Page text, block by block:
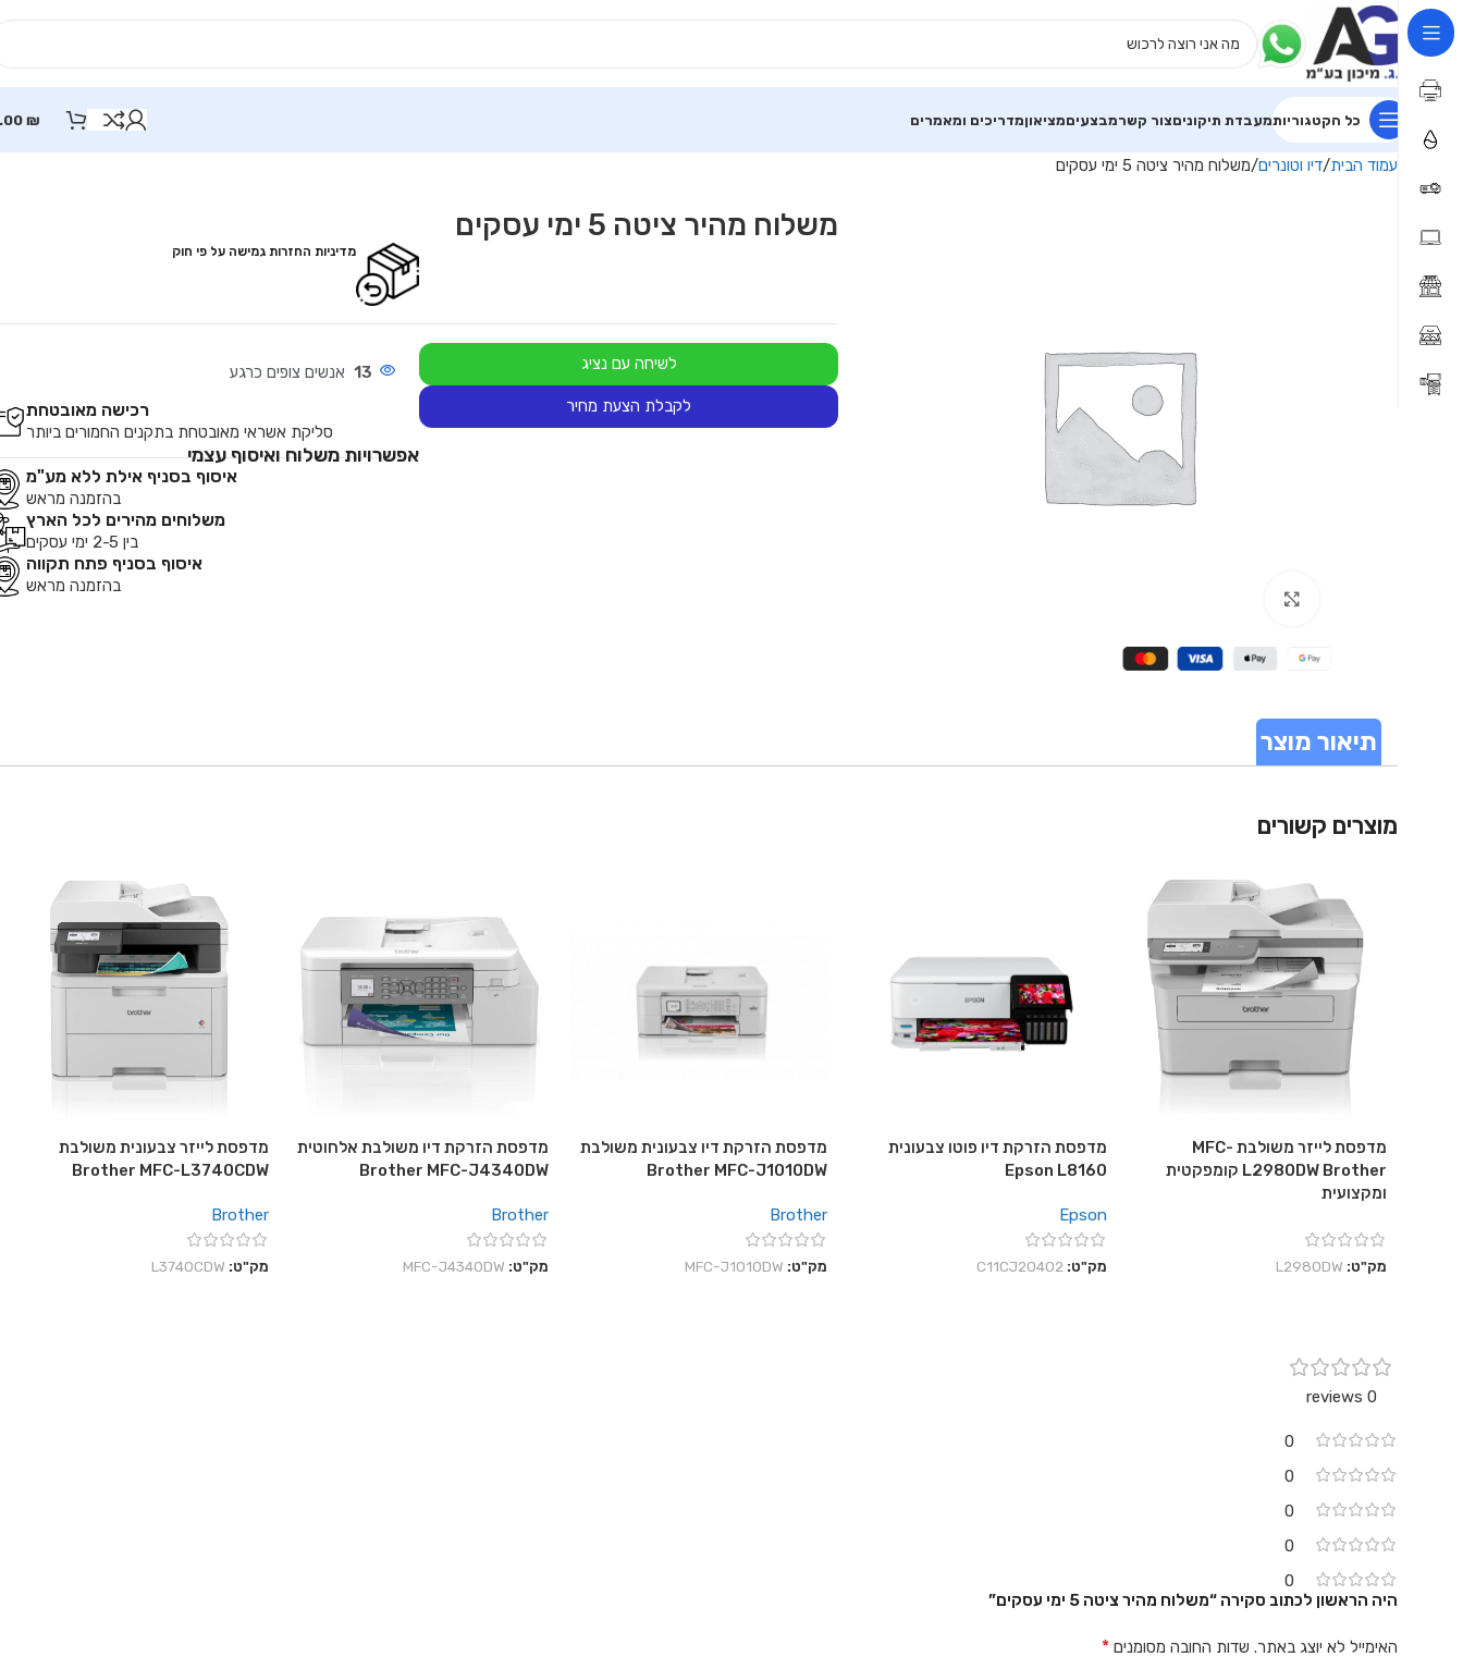
כל הקטגוריותמעבדת תיקוניםצור קשרמבצעיםמציאוןמדריכים ומאמרים ₪
עמוד הבית דיו וטונרים משלוח מהיר ציטה 5 ימי עסקים
משלוח מהיר ציטה 5 ימי עסקים
מדיניות החזרות גמישה על פי חוק
לשיחה עם נציג
לקבלת הצעת מחיר
13 אנשים צופים כרגע
רכישה מאובטחת
סליקת אשראי מאובטחת בתקנים החמורים ביותר
אפשרויות משלוח ואיסוף עצמי
איסוף בסניף אילת ללא מע"מ
בהזמנה מראש
משלוחים מהירים לכל הארץ
בין 2-5 ימי עסקים
איסוף בסניף פתח תקווה
בהזמנה מראש
תיאור מוצר
מוצרים קשורים
מדפסת לייזר משולבת MFC-
L2980DW Brother קומפקטית
ומקצועית
מק"ט: L2980DW
מדפסת הזרקת דיו פוטו צבעונית
Epson L8160
Epson
מק"ט: C11CJ20402
מדפסת הזרקת דיו צבעונית משולבת
Brother MFC-J1010DW
Brother
מק"ט: MFC-J1010DW
מדפסת הזרקת דיו משולבת אלחוטית
Brother MFC-J4340DW
Brother
מק"ט: ‎MFC-J4340DW
מדפסת לייזר צבעונית משולבת
Brother MFC-L3740CDW
Brother
מק"ט: L3740CDW
0 reviews
0
0
0
0
0
היה הראשון לכתוב סקירה “משלוח מהיר ציטה 5 ימי עסקים”
האימייל לא יוצג באתר. שדות החובה מסומנים *